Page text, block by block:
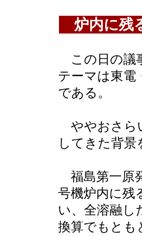
炉内に残
この日の議
テーマは東電
である。
ややおさら
してきた背
福島第一原
号機炉内に残
い、全溶融し
換算でもとも